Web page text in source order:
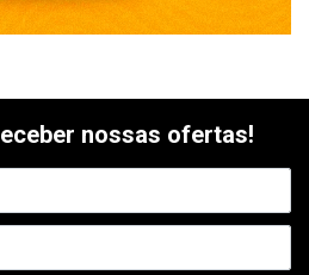
nossas ofertas!